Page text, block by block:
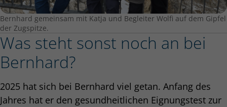
Bernhard gemeinsam mit Katja und Begleiter Wolfi auf dem Gipfel
der Zugspitze.
Was steht sonst noch an bei
Bernhard?
2025 hat sich bei Bernhard viel getan. Anfang des
Jahres hat er den gesundheitlichen Eignungstest zur